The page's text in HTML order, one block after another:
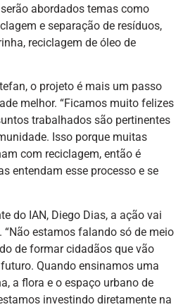
abordados temas como
e separação de resíduos,
reciclagem de óleo de
o projeto é mais um passo
melhor. “Ficamos muito felizes
trabalhados são pertinentes
Isso porque muitas
com reciclagem, então é
entendam esse processo e se
do IAN, Diego Dias, a ação vai
estamos falando só de meio
de formar cidadãos que vão
Quando ensinamos uma
a flora e o espaço urbano de
investindo diretamente na